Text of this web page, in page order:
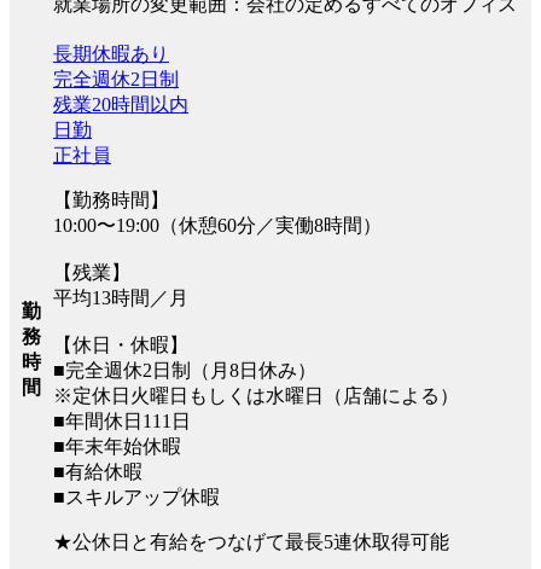
就業場所の変更範囲：会社の定めるすべてのオフィス
勤
務
時
間
長期休暇あり
完全週休2日制
残業20時間以内
日勤
正社員
【勤務時間】
10:00〜19:00（休憩60分／実働8時間）
【残業】
平均13時間／月
【休日・休暇】
■完全週休2日制（月8日休み）
※定休日火曜日もしくは水曜日（店舗による）
■年間休日111日
■年末年始休暇
■有給休暇
■スキルアップ休暇
★公休日と有給をつなげて最長5連休取得可能